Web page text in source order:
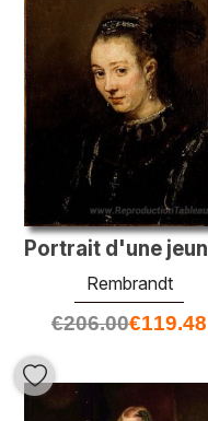
Rembrandt
€206.00€119.48